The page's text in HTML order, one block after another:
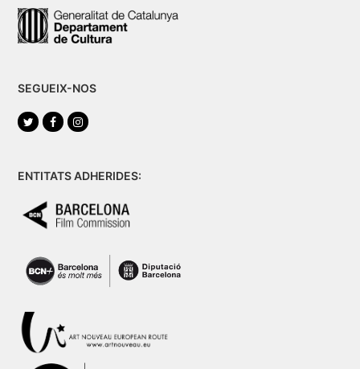
SEGUEIX-NOS
TwitterFacebookInstagram
ENTITATS ADHERIDES: